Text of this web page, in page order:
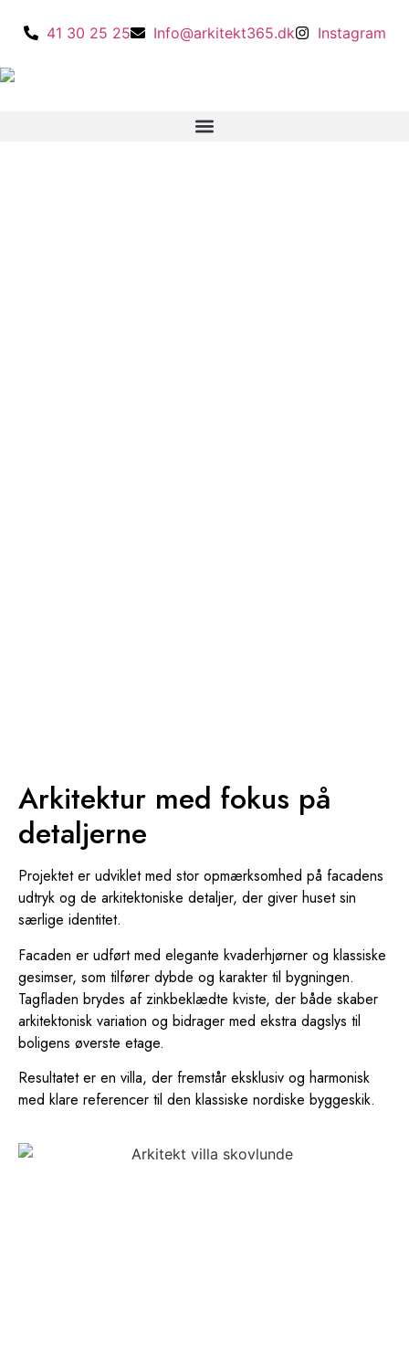
41 30 25 25 Info@arkitekt365.dk Instagram
Arkitektur med fokus på
detaljerne
Projektet er udviklet med stor opmærksomhed på facadens
udtryk og de arkitektoniske detaljer, der giver huset sin
særlige identitet.
Facaden er udført med elegante kvaderhjørner og klassiske
gesimser, som tilfører dybde og karakter til bygningen.
Tagfladen brydes af zinkbeklædte kviste, der både skaber
arkitektonisk variation og bidrager med ekstra dagslys til
boligens øverste etage.
Resultatet er en villa, der fremstår eksklusiv og harmonisk
med klare referencer til den klassiske nordiske byggeskik.